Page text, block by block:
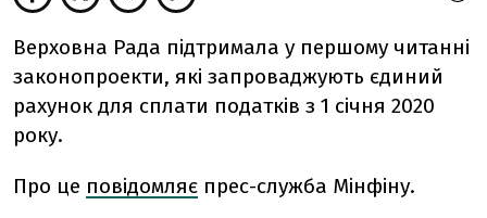
Верховна Рада підтримала у першому читанні
законопроекти, які запроваджують єдиний
рахунок для сплати податків з 1 січня 2020
року.
Про це повідомляє прес-служба Мінфіну.